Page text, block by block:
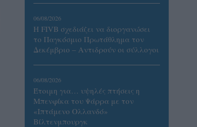
06/08/2026
Η FIVB σχεδιάζει να διοργανώσει
το Παγκόσμιο Πρωτάθλημα τον
Δεκέμβριο – Αντιδρούν οι σύλλογοι
06/08/2026
Έτοιμη για… υψηλές πτήσεις η
Μπενφίκα του Ψάρρα με τον
«Ιπτάμενο Ολλανδό»
Βίλτενμπουργκ